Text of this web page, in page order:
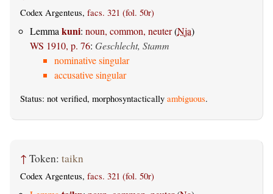
Codex Argenteus, facs. 321 (fol. 50r)
Lemma kuni: noun, common, neuter(Nja)
WS 1910, p. 76: Geschlecht, Stamm
nominative singular
accusative singular
Status: not verified, morphosyntactically ambiguous.
↑ Token: taikn
Codex Argenteus, facs. 321 (fol. 50r)